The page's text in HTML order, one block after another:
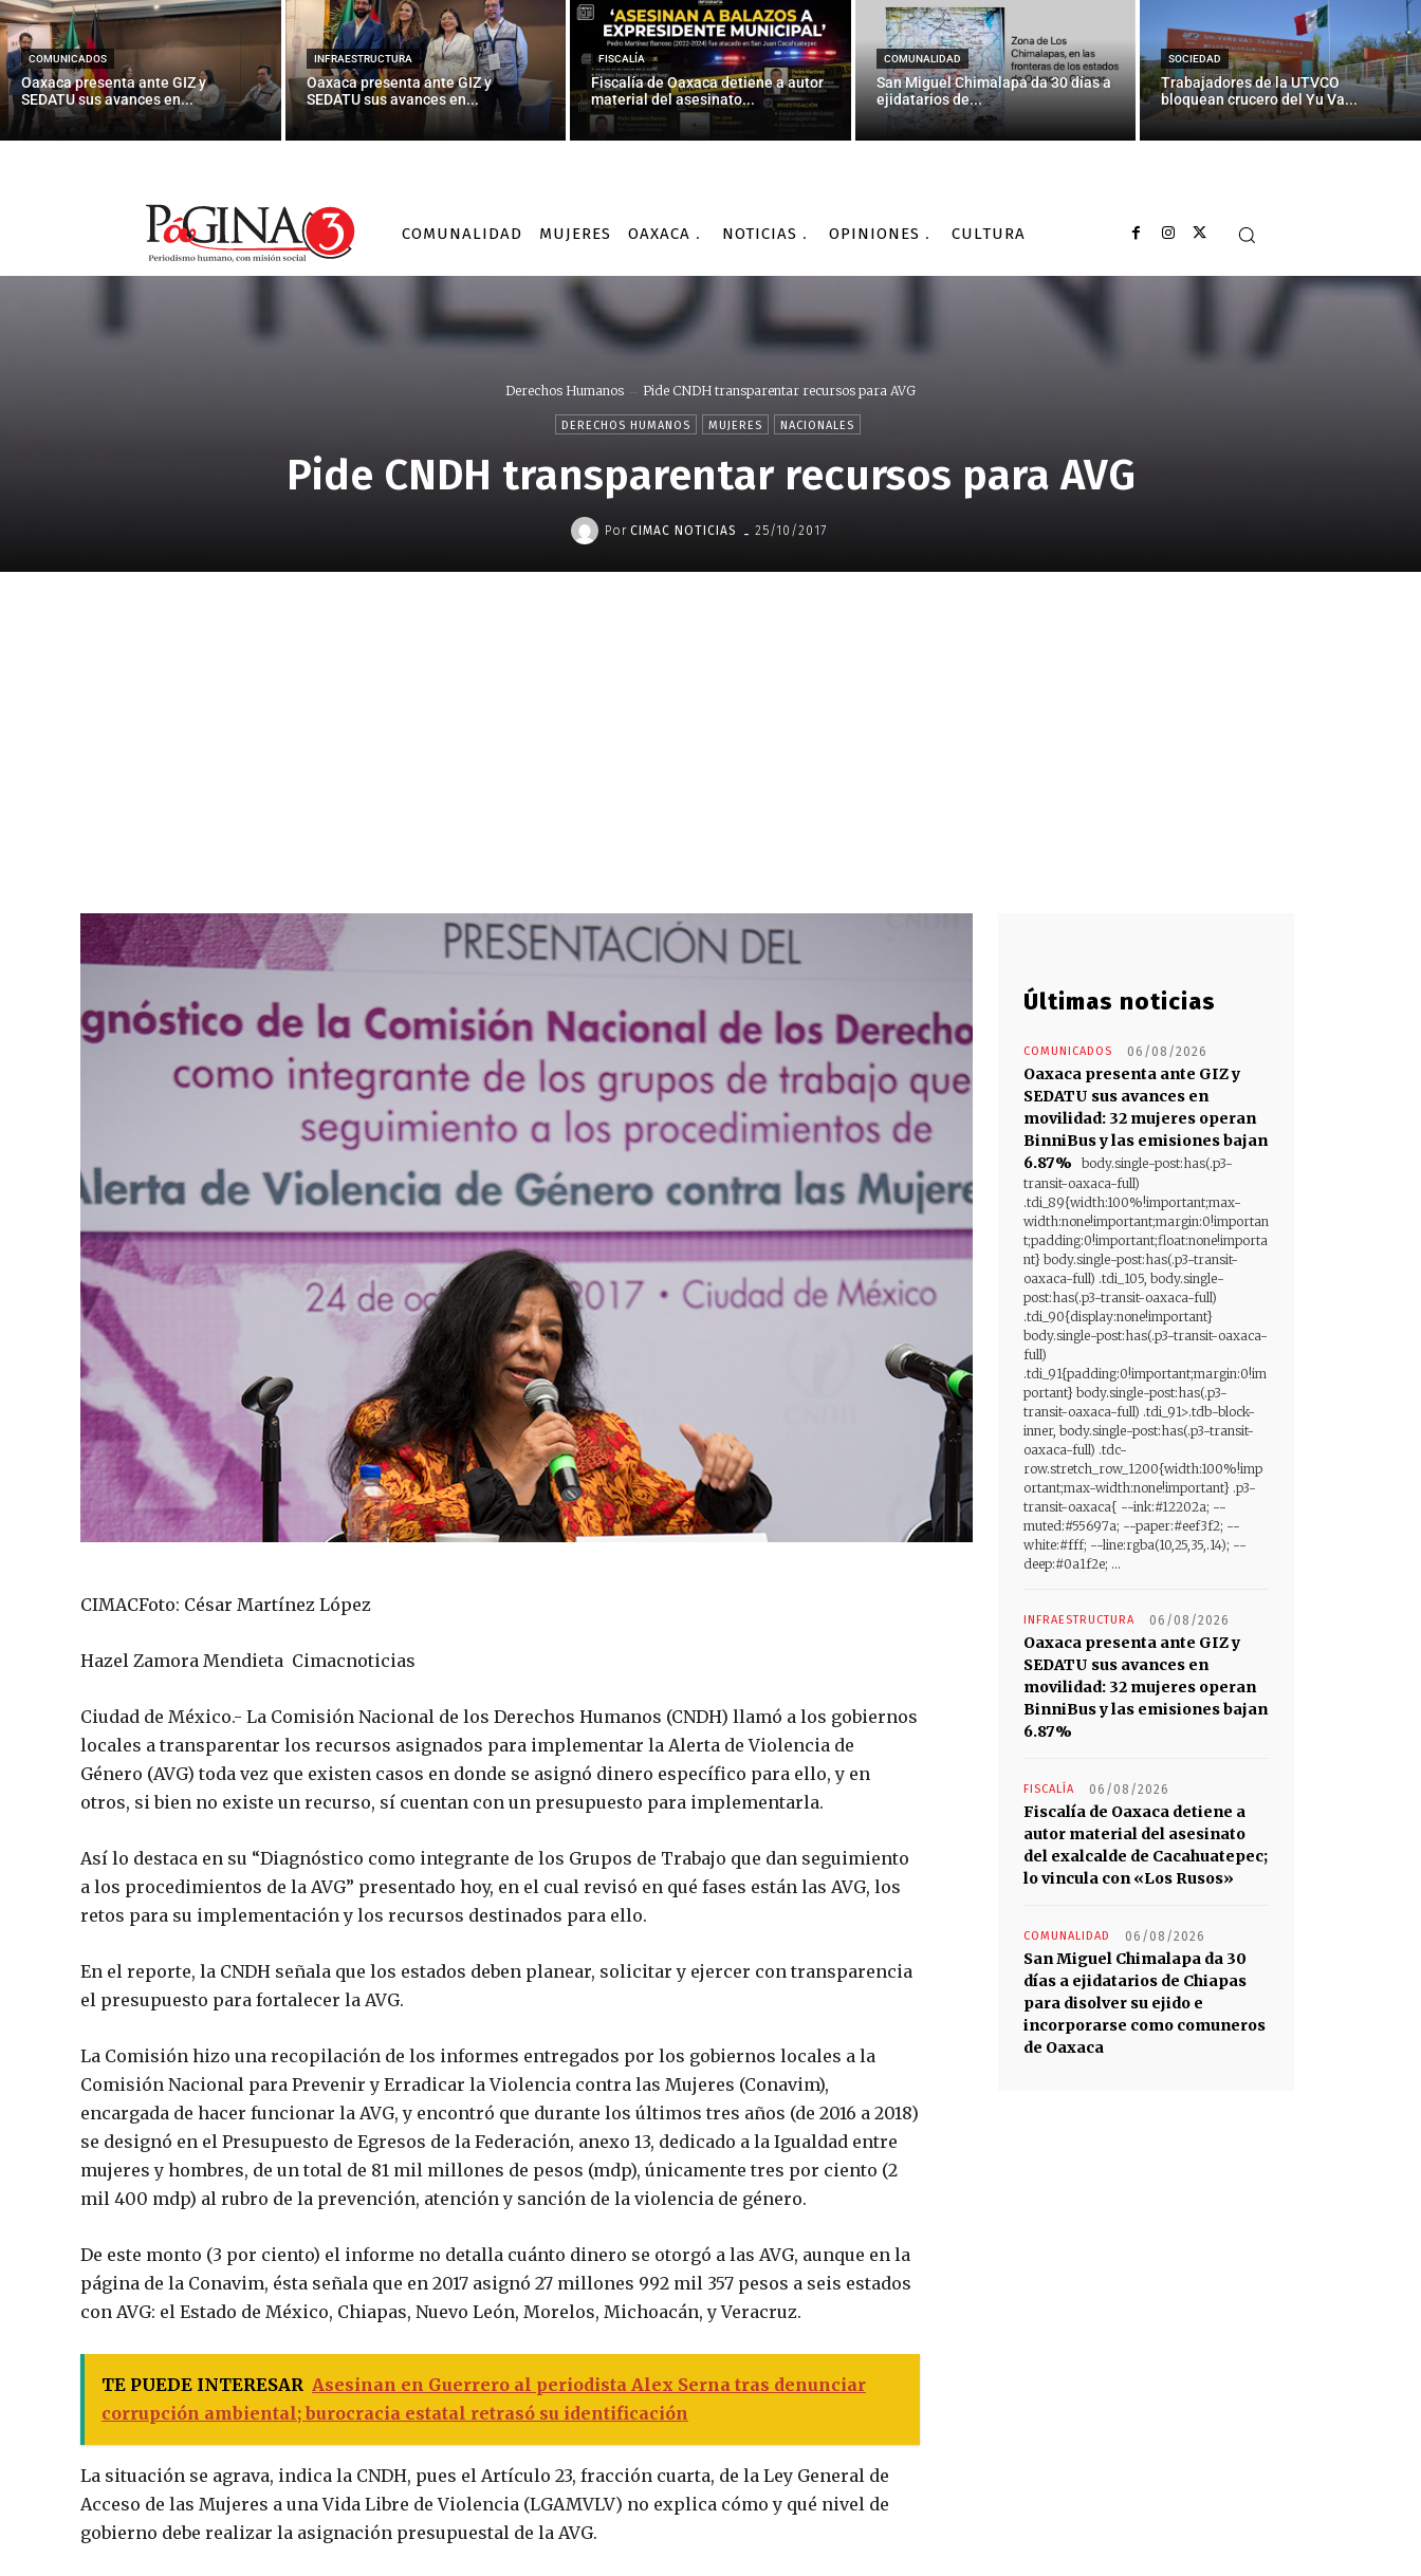
COMUNICADOS
Oaxaca presenta ante GIZ y
SEDATU sus avances en...
INFRAESTRUCTURA
Oaxaca presenta ante GIZ y
SEDATU sus avances en...
FISCALÍA
Fiscalía de Oaxaca detiene a autor
material del asesinato...
COMUNALIDAD
San Miguel Chimalapa da 30 días a
ejidatarios de...
SOCIEDAD
Trabajadores de la UTVCO
bloquean crucero del Yu Va...
COMUNALIDAD MUJERES OAXACA NOTICIAS OPINIONES CULTURA
Derechos Humanos Pide CNDH transparentar recursos para AVG
DERECHOS HUMANOS MUJERES NACIONALES
Pide CNDH transparentar recursos para AVG
Por CIMAC NOTICIAS - 25/10/2017
CIMACFoto: César Martínez López
Hazel Zamora Mendieta Cimacnoticias
Ciudad de México.- La Comisión Nacional de los Derechos Humanos (CNDH) llamó a los gobiernos
locales a transparentar los recursos asignados para implementar la Alerta de Violencia de
Género (AVG) toda vez que existen casos en donde se asignó dinero específico para ello, y en
otros, si bien no existe un recurso, sí cuentan con un presupuesto para implementarla.
Así lo destaca en su “Diagnóstico como integrante de los Grupos de Trabajo que dan seguimiento
a los procedimientos de la AVG” presentado hoy, en el cual revisó en qué fases están las AVG, los
retos para su implementación y los recursos destinados para ello.
En el reporte, la CNDH señala que los estados deben planear, solicitar y ejercer con transparencia
el presupuesto para fortalecer la AVG.
La Comisión hizo una recopilación de los informes entregados por los gobiernos locales a la
Comisión Nacional para Prevenir y Erradicar la Violencia contra las Mujeres (Conavim),
encargada de hacer funcionar la AVG, y encontró que durante los últimos tres años (de 2016 a 2018)
se designó en el Presupuesto de Egresos de la Federación, anexo 13, dedicado a la Igualdad entre
mujeres y hombres, de un total de 81 mil millones de pesos (mdp), únicamente tres por ciento (2
mil 400 mdp) al rubro de la prevención, atención y sanción de la violencia de género.
De este monto (3 por ciento) el informe no detalla cuánto dinero se otorgó a las AVG, aunque en la
página de la Conavim, ésta señala que en 2017 asignó 27 millones 992 mil 357 pesos a seis estados
con AVG: el Estado de México, Chiapas, Nuevo León, Morelos, Michoacán, y Veracruz.
TE PUEDE INTERESAR Asesinan en Guerrero al periodista Alex Serna tras denunciar
corrupción ambiental; burocracia estatal retrasó su identificación
La situación se agrava, indica la CNDH, pues el Artículo 23, fracción cuarta, de la Ley General de
Acceso de las Mujeres a una Vida Libre de Violencia (LGAMVLV) no explica cómo y qué nivel de
gobierno debe realizar la asignación presupuestal de la AVG.
Últimas noticias
COMUNICADOS 06/08/2026
Oaxaca presenta ante GIZ y
SEDATU sus avances en
movilidad: 32 mujeres operan
BinniBus y las emisiones bajan
6.87%
body.single-post:has(.p3-
transit-oaxaca-full)
.tdi_89{width:100%!important;max-
width:none!important;margin:0!importan
t;padding:0!important;float:none!importa
nt} body.single-post:has(.p3-transit-
oaxaca-full) .tdi_105, body.single-
post:has(.p3-transit-oaxaca-full)
.tdi_90{display:none!important}
body.single-post:has(.p3-transit-oaxaca-
full)
.tdi_91{padding:0!important;margin:0!im
portant} body.single-post:has(.p3-
transit-oaxaca-full) .tdi_91>.tdb-block-
inner, body.single-post:has(.p3-transit-
oaxaca-full) .tdc-
row.stretch_row_1200{width:100%!imp
ortant;max-width:none!important} .p3-
transit-oaxaca{ --ink:#12202a; --
muted:#55697a; --paper:#eef3f2; --
white:#fff; --line:rgba(10,25,35,.14); --
deep:#0a1f2e; ...
INFRAESTRUCTURA 06/08/2026
Oaxaca presenta ante GIZ y
SEDATU sus avances en
movilidad: 32 mujeres operan
BinniBus y las emisiones bajan
6.87%
FISCALÍA 06/08/2026
Fiscalía de Oaxaca detiene a
autor material del asesinato
del exalcalde de Cacahuatepec;
lo vincula con «Los Rusos»
COMUNALIDAD 06/08/2026
San Miguel Chimalapa da 30
días a ejidatarios de Chiapas
para disolver su ejido e
incorporarse como comuneros
de Oaxaca